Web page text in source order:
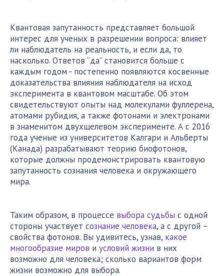
Квантовая запутанность представляет большой
интерес для ученых в разрешении вопроса: влияет
ли наблюдатель на реальность, и если да, то
насколько. Ответов “да” становится больше с
каждым годом - постепенно появляются косвенные
доказательства влияния наблюдателя на исход
эксперимента в квантовом масштабе. Об этом
свидетельствуют опыты над молекулами фуллерена,
атомами рубидия, а также фотонами и электронами
в знаменитом двухщелевом эксперименте. А c 2016
года ученые из университетов Калгари и Альберты
(Канада) разрабатывают теорию биофотонов,
которые должны продемонстрировать квантовую
запутанность сознания человека и окружающего
мира.
Таким образом, в процессе выбора судьбы с одной
стороны участвует сознание человека, а с другой –
свойства фотонов. Вы удивитесь, узнав, какое
многообразие миров и условий жизни в них
возможно для человека; сколько вариантов форм
жизни возможно для выбора.